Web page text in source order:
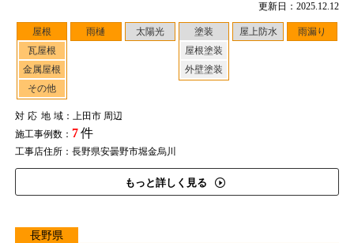
更新日：2025.12.12
屋根
瓦屋根
金属屋根
その他
雨樋 太陽光
塗装
屋根塗装
外壁塗装
屋上防水 雨漏り
対応地域：上田市 周辺
施工事例数： 7件
工事店住所：長野県安曇野市堀金烏川
もっと詳しく見る
長野県